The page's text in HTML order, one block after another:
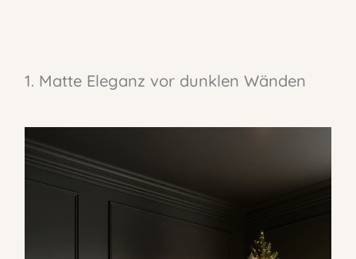
1. Matte Eleganz vor dunklen Wänden